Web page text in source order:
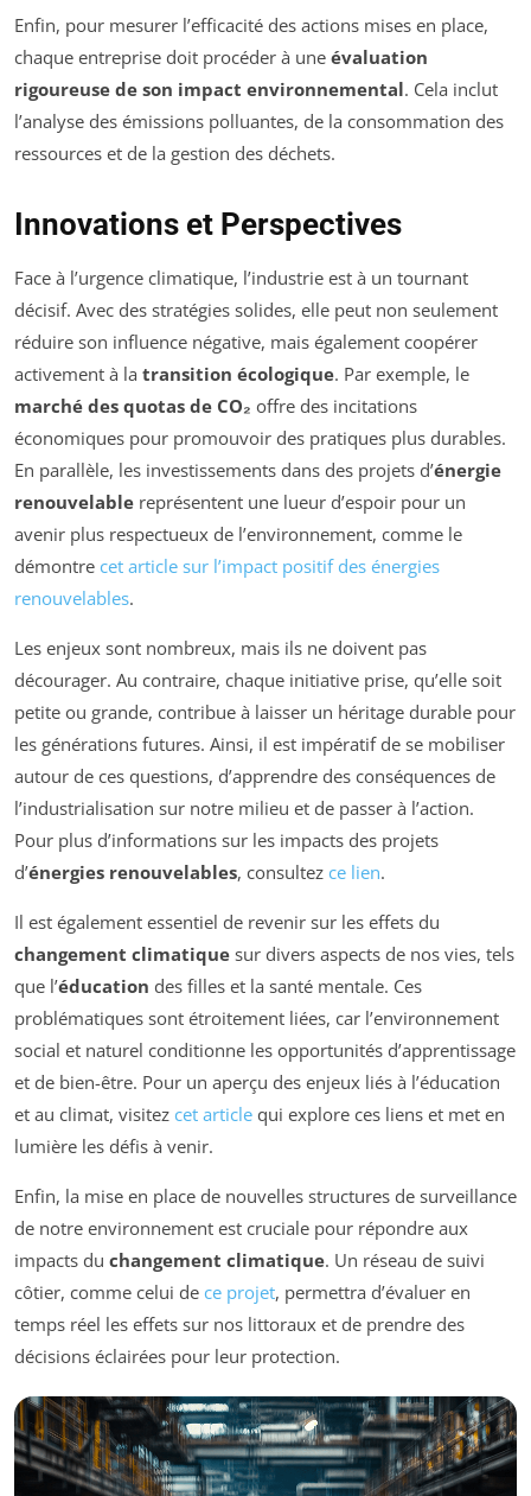
Enfin, pour mesurer l’efficacité des actions mises en place,
chaque entreprise doit procéder à une évaluation
rigoureuse de son impact environnemental. Cela inclut
l’analyse des émissions polluantes, de la consommation des
ressources et de la gestion des déchets.
Innovations et Perspectives
Face à l’urgence climatique, l’industrie est à un tournant
décisif. Avec des stratégies solides, elle peut non seulement
réduire son influence négative, mais également coopérer
activement à la transition écologique. Par exemple, le
marché des quotas de CO₂ offre des incitations
économiques pour promouvoir des pratiques plus durables.
En parallèle, les investissements dans des projets d’énergie
renouvelable représentent une lueur d’espoir pour un
avenir plus respectueux de l’environnement, comme le
démontre cet article sur l’impact positif des énergies
renouvelables.
Les enjeux sont nombreux, mais ils ne doivent pas
décourager. Au contraire, chaque initiative prise, qu’elle soit
petite ou grande, contribue à laisser un héritage durable pour
les générations futures. Ainsi, il est impératif de se mobiliser
autour de ces questions, d’apprendre des conséquences de
l’industrialisation sur notre milieu et de passer à l’action.
Pour plus d’informations sur les impacts des projets
d’énergies renouvelables, consultez ce lien.
Il est également essentiel de revenir sur les effets du
changement climatique sur divers aspects de nos vies, tels
que l’éducation des filles et la santé mentale. Ces
problématiques sont étroitement liées, car l’environnement
social et naturel conditionne les opportunités d’apprentissage
et de bien-être. Pour un aperçu des enjeux liés à l’éducation
et au climat, visitez cet article qui explore ces liens et met en
lumière les défis à venir.
Enfin, la mise en place de nouvelles structures de surveillance
de notre environnement est cruciale pour répondre aux
impacts du changement climatique. Un réseau de suivi
côtier, comme celui de ce projet, permettra d’évaluer en
temps réel les effets sur nos littoraux et de prendre des
décisions éclairées pour leur protection.